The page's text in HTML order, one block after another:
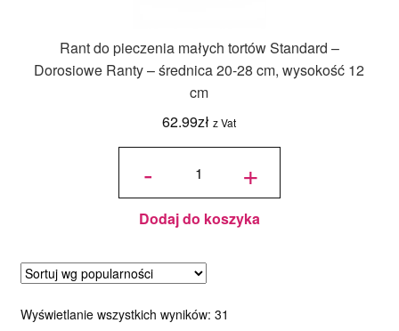
Rant do pieczenia małych tortów Standard –
Dorosiowe Ranty – średnica 20-28 cm, wysokość 12
cm
62.99zł z Vat
-
ilość Rant
małych
tortów
Standard -
Dorosiowe
Ranty -
20-28 cm,
wysokość
12 cm
+
Dodaj do koszyka
Wyświetlanie wszystkich wyników: 31